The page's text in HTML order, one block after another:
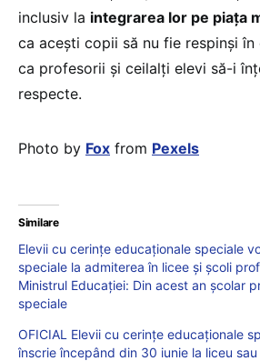
inclusiv la integrarea lor pe piața
ca acești copii să nu fie respinși în
ca profesorii și ceilalți elevi să-i
respecte.
Photo by Fox from Pexels
Similare
Elevii cu cerințe educaționale speciale
speciale la admiterea în licee și școli
Ministrul Educației: Din acest an școlar
speciale
OFICIAL Elevii cu cerințe educaționale
înscrie începând din 30 iunie la liceu sau